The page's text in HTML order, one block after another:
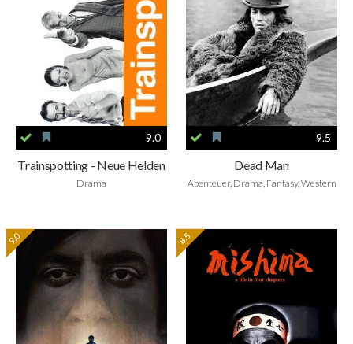
9.0
Trainspotting - Neue Helden
Drama
9.5
Dead Man
Abenteuer, Drama, Fantasy, Western
9.0 8.5